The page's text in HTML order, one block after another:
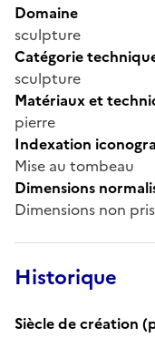
Domaine
sculpture
Catégorie
sculpture
Matériaux et
pierre
Indexation
Mise au tombeau
Dimensions
Dimensions non
Historique
Siècle de création